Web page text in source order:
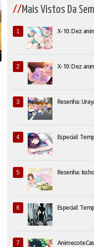
Mais Vistos Da
X-10: Dez
X-10: Dez
Resenha:
Especial:
Resenha:
Especial: